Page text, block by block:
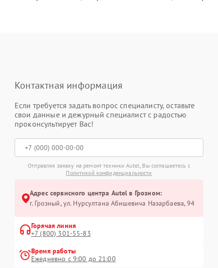
Контактная информация
Если требуется задать вопрос специалисту, оставьте
свои данные и дежурный специалист с радостью
проконсультирует Вас!
Отправляя заявку на ремонт техники Autel, Вы соглашаетесь с
Политикой конфиденциальности
Адрес сервисного центра Autel в Грозном:
г. Грозный, ул. Нурсултана Абишевича Назарбаева, 94
Горячая линия
+7 (800) 301-55-83
Время работы
Ежедневно с 9:00 до 21:00